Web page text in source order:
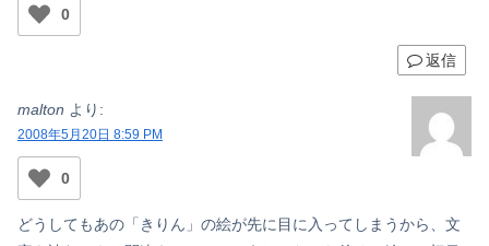
0
返信
malton より:
2008年5月20日 8:59 PM
0
どうしてもあの「きりん」の絵が先に目に入ってしまうから、文